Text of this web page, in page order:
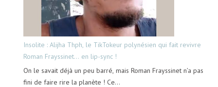
Insolite : Alijha Thph, le TikTokeur polynésien qui fait revivre
Roman Frayssinet… en lip-sync !
On le savait déjà un peu barré, mais Roman Frayssinet n’a pas
fini de faire rire la planète ! Ce…